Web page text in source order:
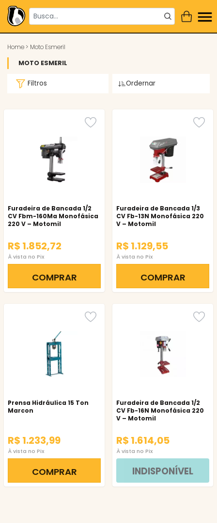
Home > Moto Esmeril
MOTO ESMERIL
Filtros Ordernar
Furadeira de Bancada 1/2
CV Fbm-160Ma Monofásica
220 V – Motomil
R$ 1.852,72
À vista no Pix
COMPRAR
Furadeira de Bancada 1/3
CV Fb-13N Monofásica 220
V – Motomil
R$ 1.129,55
À vista no Pix
COMPRAR
Prensa Hidráulica 15 Ton
Marcon
R$ 1.233,99
À vista no Pix
COMPRAR
Furadeira de Bancada 1/2
CV Fb-16N Monofásica 220
V – Motomil
R$ 1.614,05
À vista no Pix
INDISPONÍVEL